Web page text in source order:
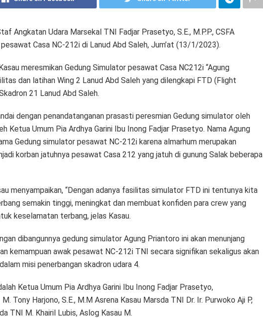
Angkatan Udara Marsekal TNI Fadjar Prasetyo, S.E., M.P.P., CSFA
Casa NC-212i di Lanud Abd Saleh, Jum’at (13/1/2023).
meresmikan Gedung Simulator pesawat Casa NC212i “Agung
dan latihan Wing 2 Lanud Abd Saleh yang dilengkapi FTD (Flight
21 Lanud Abd Saleh.
dengan penandatanganan prasasti peresmian Gedung simulator oleh
Ketua Umum Pia Ardhya Garini Ibu Inong Fadjar Prasetyo. Nama Agung
Gedung simulator pesawat NC-212i karena almarhum merupakan
korban jatuhnya pesawat Casa 212 yang jatuh di gunung Salak beberapa
menyampaikan, “Dengan adanya fasilitas simulator FTD ini tentunya kita
semakin tinggi, meningkat dan membuat konfiden para crew yang
keselamatan terbang, jelas Kasau.
dibangunnya gedung simulator Agung Priantoro ini akan menunjang
kemampuan awak pesawat NC-212i TNI secara signifikan sekaligus akan
misi penerbangan skadron udara 4.
Ketua Umum Pia Ardhya Garini Ibu Inong Fadjar Prasetyo,
Tony Harjono, S.E., M.M Asrena Kasau Marsda TNI Dr. Ir. Purwoko Aji P,
TNI M. Khairil Lubis, Aslog Kasau M.